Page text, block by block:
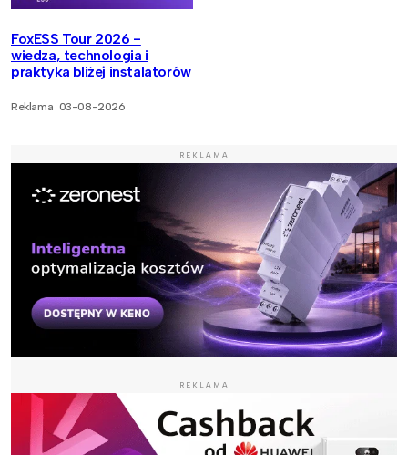
FoxESS Tour 2026 -
wiedza, technologia i
praktyka bliżej instalatorów
Reklama 03-08-2026
REKLAMA
REKLAMA